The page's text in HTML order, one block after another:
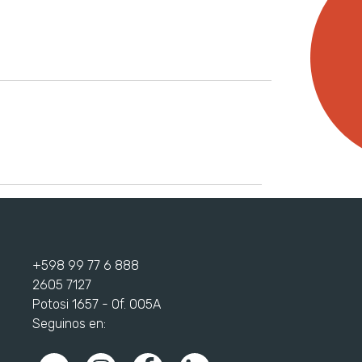
+598 99 77 6 888
2605 7127
Potosi 1657 - Of. 005A
Seguinos en: